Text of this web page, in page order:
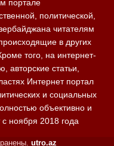
портале
политической,
читателям
в других
того, на интернет-
авторские статьи,
Интернет портал
и социальных
объективно и
ноября 2018 года
utro.az